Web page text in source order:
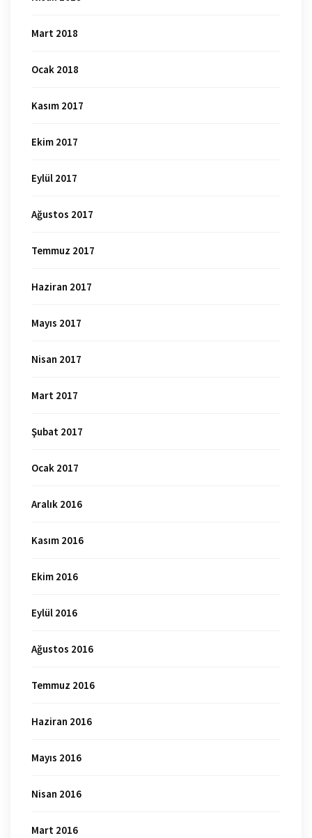
Mart 2018
Ocak 2018
Kasım 2017
Ekim 2017
Eylül 2017
Ağustos 2017
Temmuz 2017
Haziran 2017
Mayıs 2017
Nisan 2017
Mart 2017
Şubat 2017
Ocak 2017
Aralık 2016
Kasım 2016
Ekim 2016
Eylül 2016
Ağustos 2016
Temmuz 2016
Haziran 2016
Mayıs 2016
Nisan 2016
Mart 2016